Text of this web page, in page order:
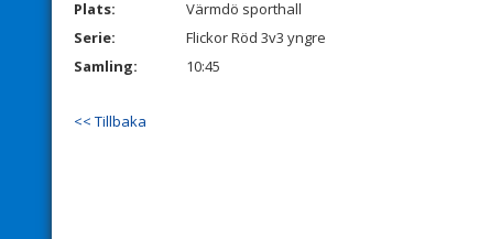
Plats:
Värmdö sporthall
Serie:
Flickor Röd 3v3 yngre
Samling:
10:45
<< Tillbaka